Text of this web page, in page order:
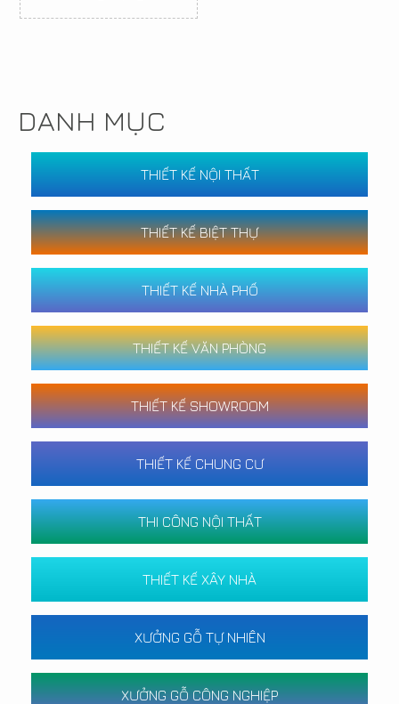
DANH MỤC
THIẾT KẾ NỘI THẤT
THIẾT KẾ BIỆT THỰ
THIẾT KẾ NHÀ PHỐ
THIẾT KẾ VĂN PHÒNG
THIẾT KẾ SHOWROOM
THIẾT KẾ CHUNG CƯ
THI CÔNG NỘI THẤT
THIẾT KẾ XÂY NHÀ
XƯỞNG GỖ TỰ NHIÊN
XƯỞNG GỖ CÔNG NGHIỆP